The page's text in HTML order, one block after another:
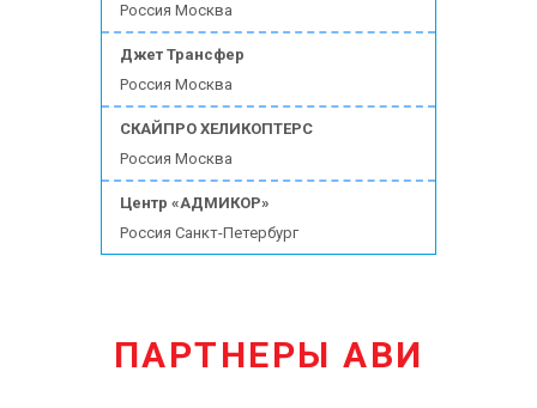
Россия Москва
Джет Трансфер
Россия Москва
СКАЙПРО ХЕЛИКОПТЕРС
Россия Москва
Центр «АДМИКОР»
Россия Санкт-Петербург
ПАРТНЕРЫ АВИ